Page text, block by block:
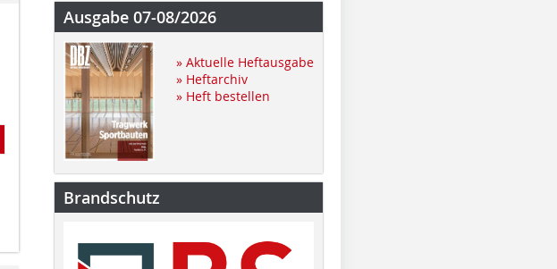
Ausgabe 07-08/2026
» Aktuelle Heftausgabe
» Heftarchiv
» Heft bestellen
Brandschutz